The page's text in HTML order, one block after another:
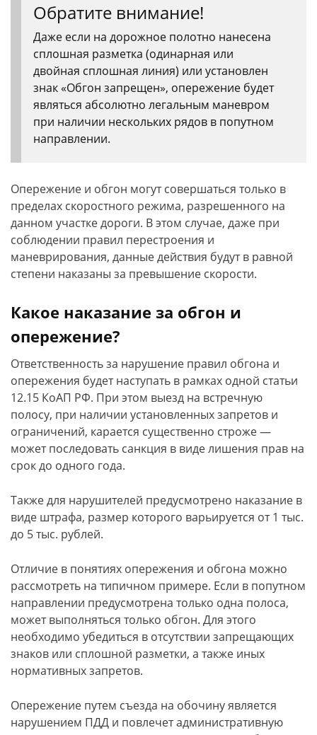
Обратите внимание!
Даже если на дорожное полотно нанесена
сплошная разметка (одинарная или
двойная сплошная линия) или установлен
знак «Обгон запрещен», опережение будет
являться абсолютно легальным маневром
при наличии нескольких рядов в попутном
направлении.
Опережение и обгон могут совершаться только в
пределах скоростного режима, разрешенного на
данном участке дороги. В этом случае, даже при
соблюдении правил перестроения и
маневрирования, данные действия будут в равной
степени наказаны за превышение скорости.
Какое наказание за обгон и
опережение?
Ответственность за нарушение правил обгона и
опережения будет наступать в рамках одной статьи
12.15 КоАП РФ. При этом выезд на встречную
полосу, при наличии установленных запретов и
ограничений, карается существенно строже —
может последовать санкция в виде лишения прав на
срок до одного года.
Также для нарушителей предусмотрено наказание в
виде штрафа, размер которого варьируется от 1 тыс.
до 5 тыс. рублей.
Отличие в понятиях опережения и обгона можно
рассмотреть на типичном примере. Если в попутном
направлении предусмотрена только одна полоса,
может выполняться только обгон. Для этого
необходимо убедиться в отсутствии запрещающих
знаков или сплошной разметки, а также иных
нормативных запретов.
Опережение путем съезда на обочину является
нарушением ПДД и повлечет административную